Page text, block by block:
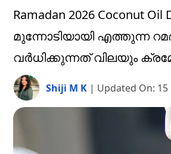
Ramadan 2026 Coconut
മുന്നോടിയായി എത്തുന്ന
വര്‍ധിക്കുന്നത് വിലയും
Shiji M K | Updated On: 15